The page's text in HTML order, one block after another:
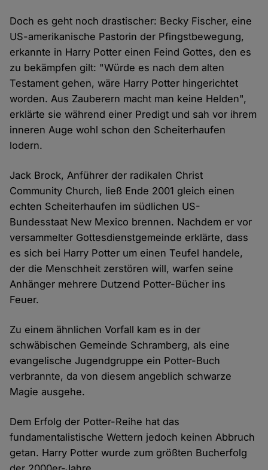
Doch es geht noch drastischer: Becky Fischer, eine
US-amerikanische Pastorin der Pfingstbewegung,
erkannte in Harry Potter einen Feind Gottes, den es
zu bekämpfen gilt: "Würde es nach dem alten
Testament gehen, wäre Harry Potter hingerichtet
worden. Aus Zauberern macht man keine Helden",
erklärte sie während einer Predigt und sah vor ihrem
inneren Auge wohl schon den Scheiterhaufen
lodern.
Jack Brock, Anführer der radikalen Christ
Community Church, ließ Ende 2001 gleich einen
echten Scheiterhaufen im südlichen US-
Bundesstaat New Mexico brennen. Nachdem er vor
versammelter Gottesdienstgemeinde erklärte, dass
es sich bei Harry Potter um einen Teufel handele,
der die Menschheit zerstören will, warfen seine
Anhänger mehrere Dutzend Potter-Bücher ins
Feuer.
Zu einem ähnlichen Vorfall kam es in der
schwäbischen Gemeinde Schramberg, als eine
evangelische Jugendgruppe ein Potter-Buch
verbrannte, da von diesem angeblich schwarze
Magie ausgehe.
Dem Erfolg der Potter-Reihe hat das
fundamentalistische Wettern jedoch keinen Abbruch
getan. Harry Potter wurde zum größten Bucherfolg